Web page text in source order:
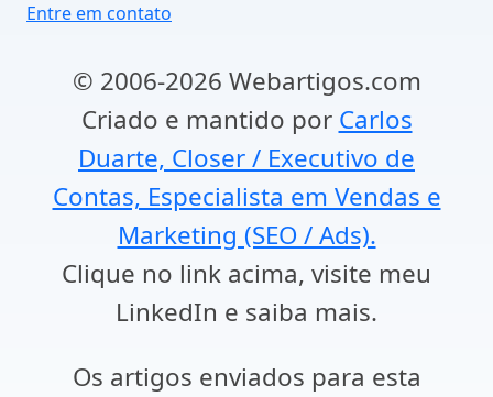
Entre em contato
© 2006-2026 Webartigos.com
Criado e mantido por Carlos
Duarte, Closer / Executivo de
Contas, Especialista em Vendas e
Marketing (SEO / Ads).
Clique no link acima, visite meu
LinkedIn e saiba mais.
Os artigos enviados para esta